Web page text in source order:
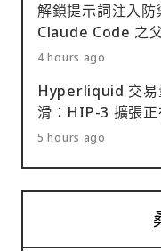
解鎖提示詞注入防
Claude Code 之
4 hours ago
Hyperliquid 交易
滑：HIP-3 擴張
5 hours ago